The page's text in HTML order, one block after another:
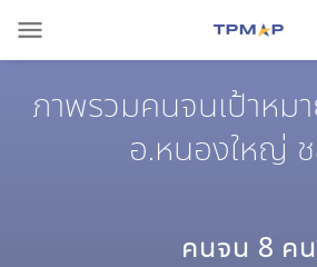
menu
ภาพรวมคนจนเป้าหม
อ.หนองใหญ่
คนจน 8 คน